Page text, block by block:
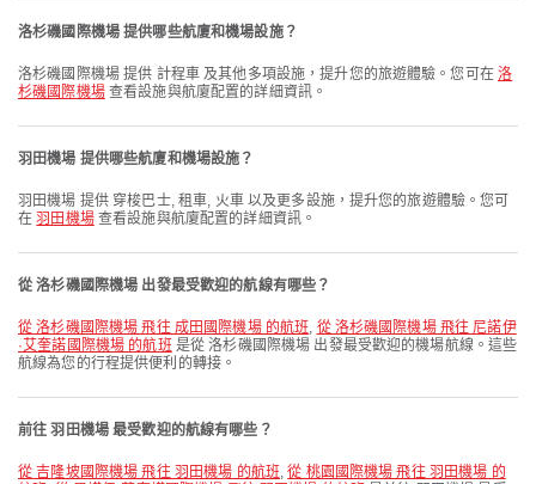
洛杉磯國際機場 提供哪些航廈和機場設施？
洛杉磯國際機場 提供 計程車 及其他多項設施，提升您的旅遊體驗。您可在洛
杉磯國際機場查看設施與航廈配置的詳細資訊。
羽田機場 提供哪些航廈和機場設施？
羽田機場 提供 穿梭巴士, 租車, 火車 以及更多設施，提升您的旅遊體驗。您可
在羽田機場查看設施與航廈配置的詳細資訊。
從 洛杉磯國際機場 出發最受歡迎的航線有哪些？
從 洛杉磯國際機場 飛往 成田國際機場 的航班, 從 洛杉磯國際機場 飛往 尼諾伊
·艾奎諾國際機場 的航班 是從 洛杉磯國際機場 出發最受歡迎的機場航線。這些
航線為您的行程提供便利的轉接。
前往 羽田機場 最受歡迎的航線有哪些？
從 吉隆坡國際機場 飛往 羽田機場 的航班,從 桃園國際機場 飛往 羽田機場 的